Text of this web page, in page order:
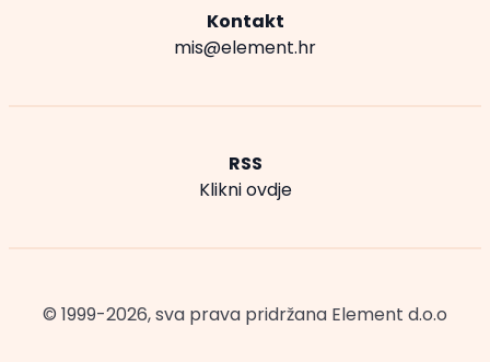
Kontakt
mis@element.hr
RSS
Klikni ovdje
© 1999-2026, sva prava pridržana Element d.o.o